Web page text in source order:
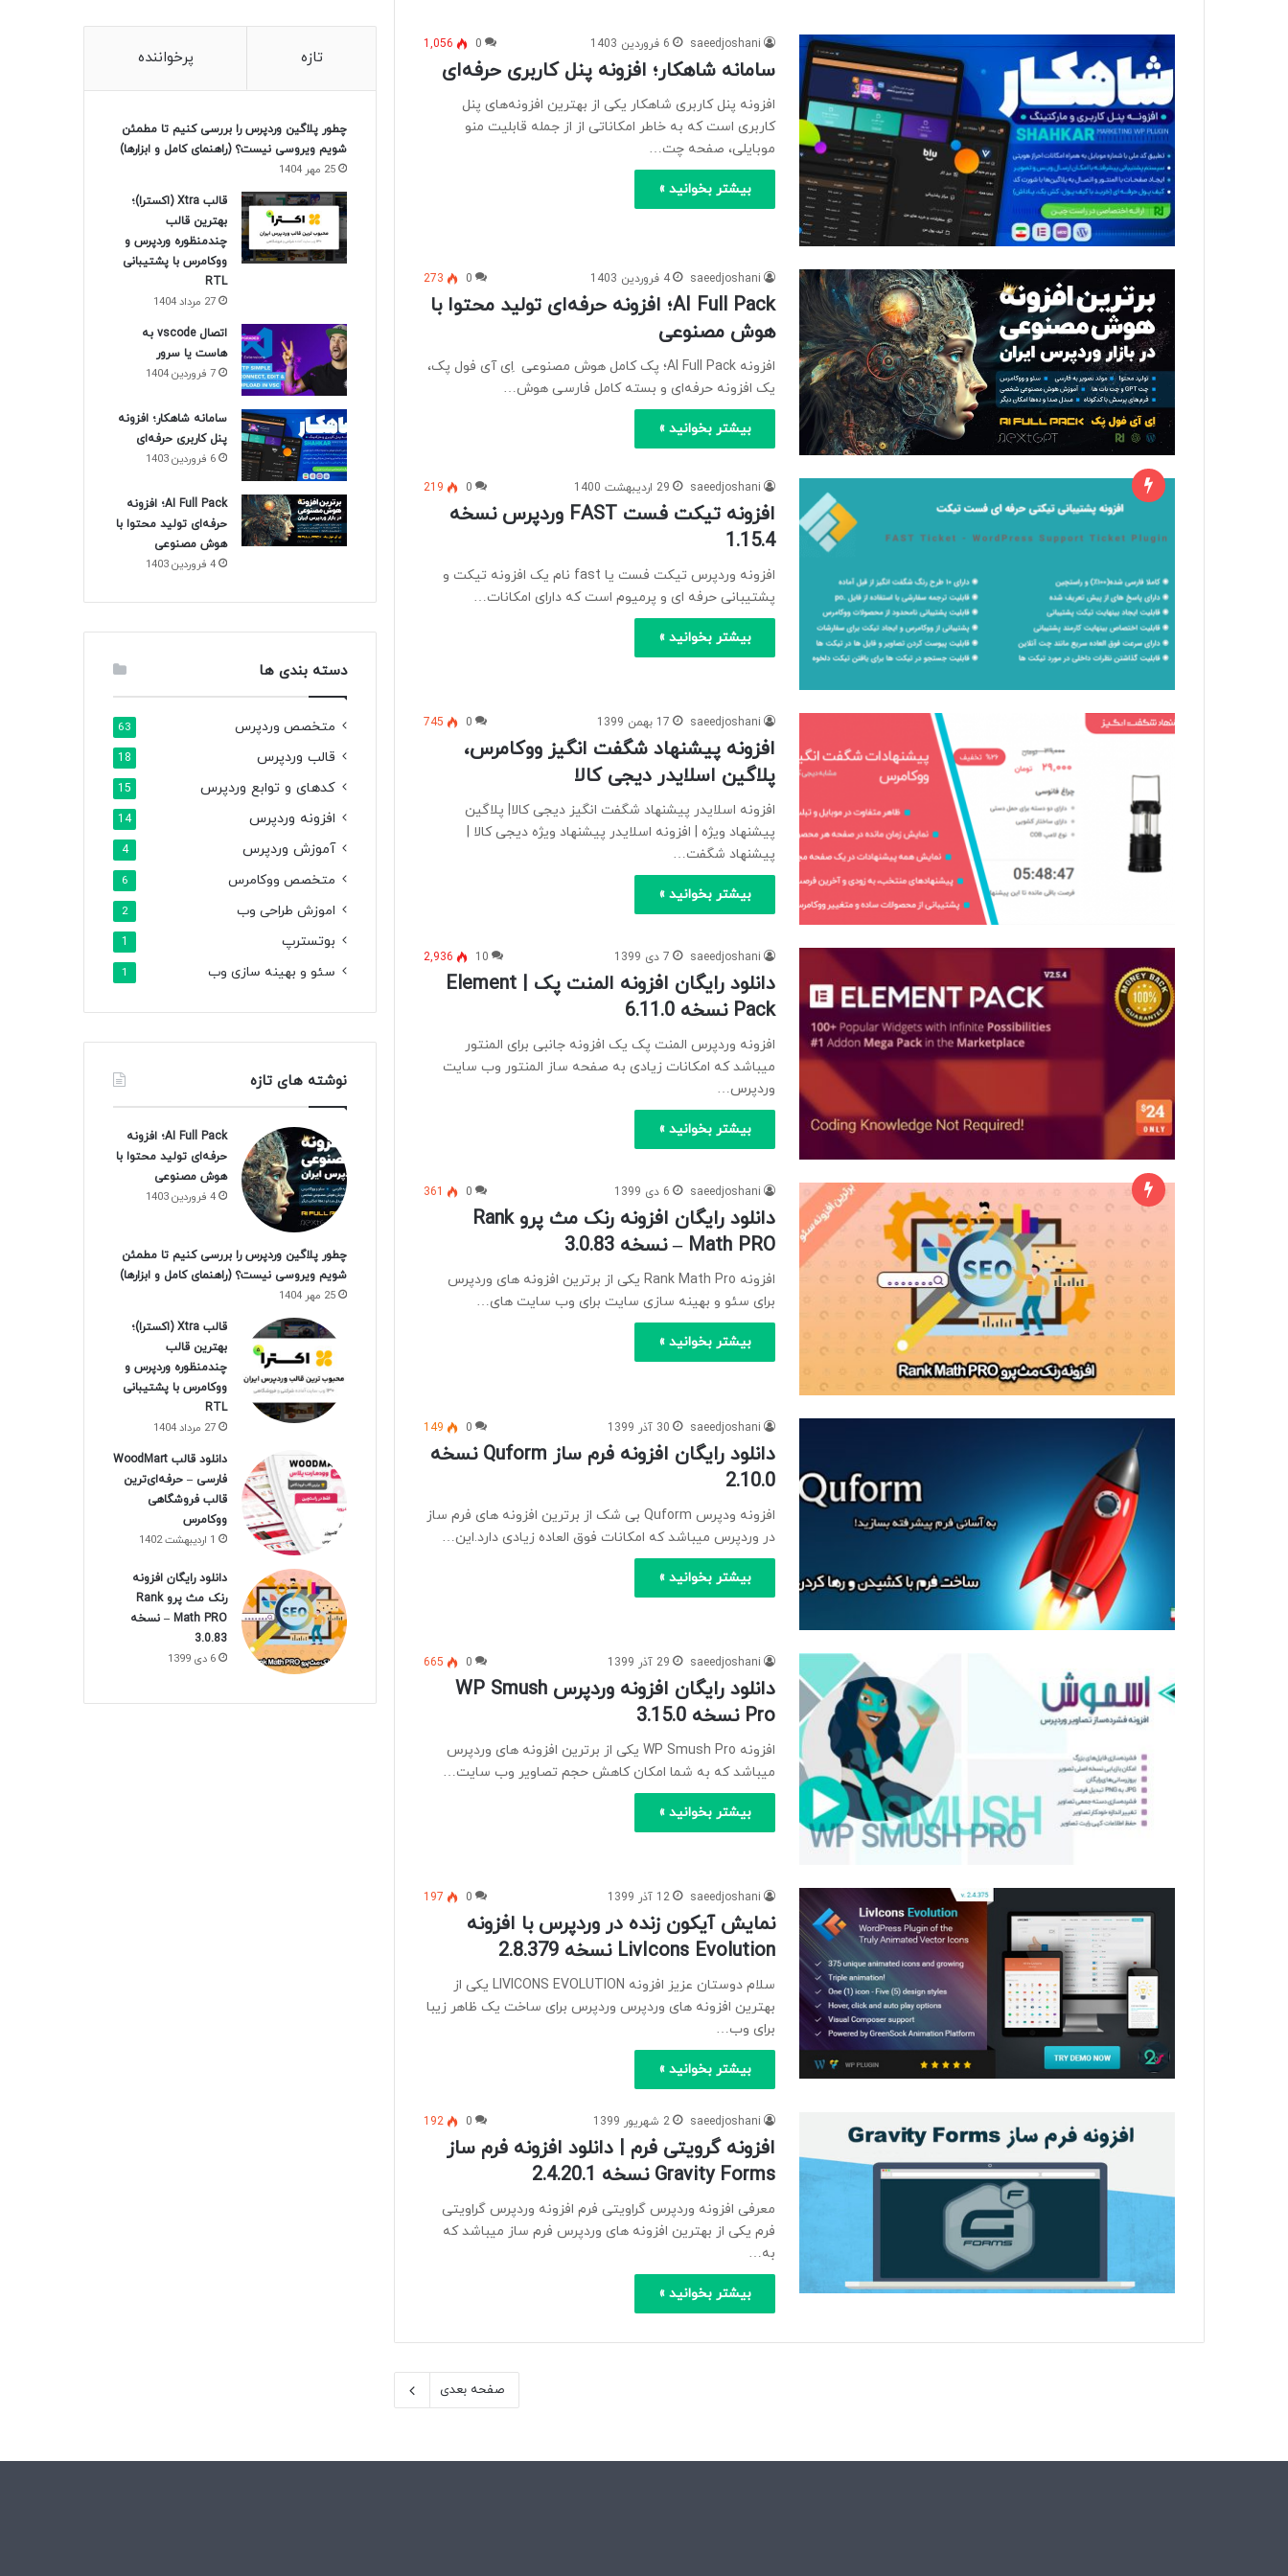
saeedjoshani 6 فروردین 1403 0
1,056
سامانه شاهکار؛ افزونه پنل کاربری حرفه‌ای
افزونه پنل کاربری شاهکار یکی از بهترین افزونه‌های پنل
کاربری است که به خاطر امکاناتی از از جمله قابلیت منو
موبایلی، صفحه چت…
بیشتر بخوانید »
saeedjoshani 4 فروردین 1403 0
273
AI Full Pack؛ افزونه حرفه‌ای تولید محتوا با
هوش مصنوعی
افزونه AI Full Pack؛ پک کامل هوش مصنوعی اِی آی فول پک،
یک افزونه حرفه‌ای و بسته کامل فارسی هوش…
بیشتر بخوانید »
saeedjoshani 29 اردیبهشت 1400 0
219
افزونه تیکت فست FAST وردپرس نسخه
1.15.4
افزونه وردپرس تیکت فست یا fast نام یک افزونه تیکت و
پشتیبانی حرفه ای و پرمیوم است که دارای امکانات…
بیشتر بخوانید »
saeedjoshani 17 بهمن 1399 0
745
افزونه پیشنهاد شگفت انگیز ووکامرس،
پلاگین اسلایدر دیجی کالا
افزونه اسلایدر پیشنهاد شگفت انگیز دیجی کالا| پلاگین
پیشنهاد ویژه | افزونه اسلایدر پیشنهاد ویژه دیجی کالا |
پیشنهاد شگفت…
بیشتر بخوانید »
saeedjoshani 7 دی 1399 10
2,936
دانلود رایگان افزونه المنت پک | Element
Pack نسخه 6.11.0
افزونه وردپرس المنت پک یک افزونه جانبی برای المنتور
میباشد که امکانات زیادی به صفحه ساز المنتور وب سایت
وردپرس…
بیشتر بخوانید »
saeedjoshani 6 دی 1399 0
361
دانلود رایگان افزونه رنک مث پرو Rank
Math PRO – نسخه 3.0.83
افزونه Rank Math Pro یکی از برترین افزونه های وردپرس
برای سئو و بهینه سازی سایت برای وب سایت های…
بیشتر بخوانید »
saeedjoshani 30 آذر 1399 0
149
دانلود رایگان افزونه فرم ساز Quform نسخه
2.10.0
افزونه ودپرس Quform بی شک از برترین افزونه های فرم ساز
در وردپرس میباشد که امکانات فوق العاده زیادی دارد.این…
بیشتر بخوانید »
saeedjoshani 29 آذر 1399 0
665
دانلود رایگان افزونه وردپرس WP Smush
Pro نسخه 3.15.0
افزونه WP Smush Pro یکی از برترین افزونه های وردپرس
میباشد که به شما امکان کاهش حجم تصاویر وب سایت…
بیشتر بخوانید »
saeedjoshani 12 آذر 1399 0
197
نمایش آیکون زنده در وردپرس با افزونه
LivIcons Evolution نسخه 2.8.379
سلام دوستان عزیز افزونه LIVICONS EVOLUTION یکی از
بهترین افزونه های وردپرس وردپرس برای ساخت یک ظاهر زیبا
برای وب…
بیشتر بخوانید »
saeedjoshani 2 شهریور 1399 0
192
افزونه گرویتی فرم | دانلود افزونه فرم ساز
Gravity Forms نسخه 2.4.20.1
معرفی افزونه وردپرس گراویتی فرم افزونه وردپرس گراویتی
فرم یکی از بهترین افزونه های وردپرس فرم ساز میباشد که
به…
بیشتر بخوانید »
صفحه بعدی
تازه پرخواننده
چطور پلاگین وردپرس را بررسی کنیم تا مطمئن
شویم ویروسی نیست؟ (راهنمای کامل و ابزارها)
25 مهر 1404
قالب Xtra (اکسترا)؛
بهترین قالب
چندمنظوره وردپرس و
ووکامرس با پشتیبانی
RTL
27 مرداد 1404
اتصال vscode به
هاست یا سرور
7 فروردین 1404
سامانه شاهکار؛ افزونه
پنل کاربری حرفه‌ای
6 فروردین 1403
AI Full Pack؛ افزونه
حرفه‌ای تولید محتوا با
هوش مصنوعی
4 فروردین 1403
دسته بندی ها
متخصص وردپرس 63
قالب وردپرس 18
کدهای و توابع وردپرس 15
افزونه وردپرس 14
آموزش وردپرس 4
متخصص ووکامرس 6
اموزش طراحی وب 2
بوتسترپ 1
سئو و بهینه سازی وب 1
نوشته های تازه
AI Full Pack؛ افزونه
حرفه‌ای تولید محتوا با
هوش مصنوعی
4 فروردین 1403
چطور پلاگین وردپرس را بررسی کنیم تا مطمئن
شویم ویروسی نیست؟ (راهنمای کامل و ابزارها)
25 مهر 1404
قالب Xtra (اکسترا)؛
بهترین قالب
چندمنظوره وردپرس و
ووکامرس با پشتیبانی
RTL
27 مرداد 1404
دانلود قالب WoodMart
فارسی – حرفه‌ای‌ترین
قالب فروشگاهی
ووکامرس
1 اردیبهشت 1402
دانلود رایگان افزونه
رنک مث پرو Rank
Math PRO – نسخه
3.0.83
6 دی 1399